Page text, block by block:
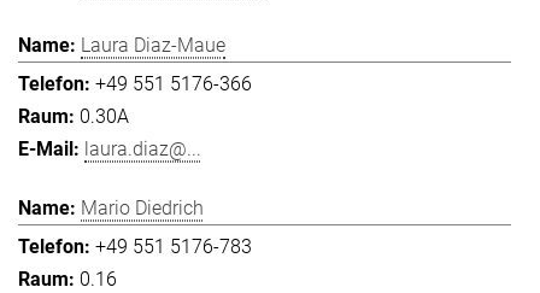
Laura Diaz-Maue
+49 551 5176-366
0.30A
laura.diaz@...
Mario Diedrich
+49 551 5176-783
0.16